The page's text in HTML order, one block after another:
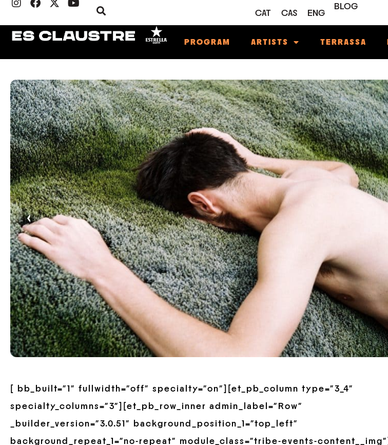
CAT CAS ENG
BLOG
PROGRAM ARTISTS TERRASSA
‹
[ bb_built=”1″ fullwidth=”off” specialty=”on”][et_pb_column type=”3_4″
specialty_columns=”3″][et_pb_row_inner admin_label=”Row”
_builder_version=”3.0.51″ background_position_1=”top_left”
background_repeat_1=”no-repeat” module_class=”tribe-events-content__img”]